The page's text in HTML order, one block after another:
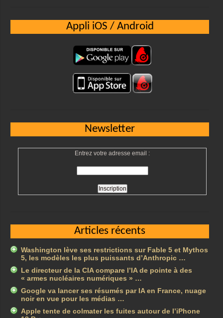
Appli iOS / Android
Newsletter
Entrez votre adresse email :
Articles récents
Washington lève ses restrictions sur Fable 5 et Mythos
5, les modèles les plus puissants d’Anthropic …
Le directeur de la CIA compare l’IA de pointe à des
« armes nucléaires numériques » …
Google va lancer ses résumés par IA en France, nuage
noir en vue pour les médias …
Apple tente de colmater les fuites autour de l’iPhone